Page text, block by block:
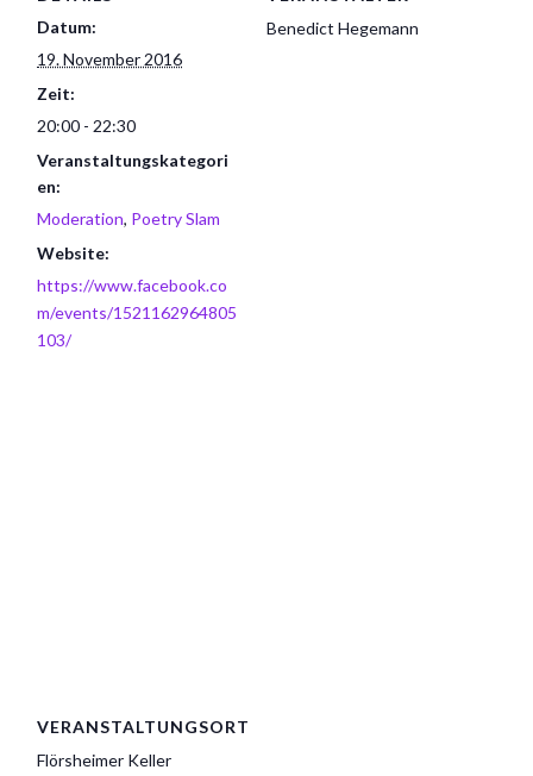
Datum:
19. November 2016
Zeit:
20:00 - 22:30
Veranstaltungskategori
en:
Moderation, Poetry Slam
Website:
https://www.facebook.co
m/events/1521162964805
103/
Benedict Hegemann
VERANSTALTUNGSORT
Flörsheimer Keller